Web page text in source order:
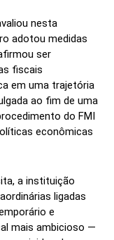
nesta
adotou medidas
ser
fiscais
em uma trajetória
ao fim de uma
do FMI
econômicas
a instituição
ligadas
e
mais ambicioso —